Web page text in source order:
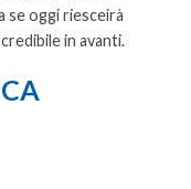
se oggi riesceirà
in avanti.